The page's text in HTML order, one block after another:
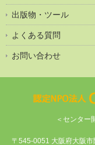
出版物・ツール
よくある質問
お問い合わせ
＜センター
〒545-0051 大阪府大阪